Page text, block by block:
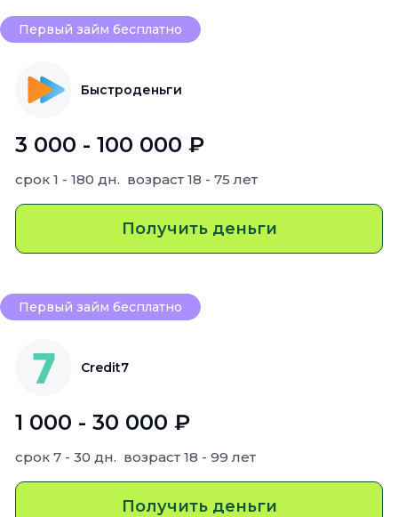
Первый займ бесплатно
Быстроденьги
3 000 - 100 000 ₽
срок 1 - 180 дн. возраст 18 - 75 лет
Получить деньги
Первый займ бесплатно
Credit7
1 000 - 30 000 ₽
срок 7 - 30 дн. возраст 18 - 99 лет
Получить деньги